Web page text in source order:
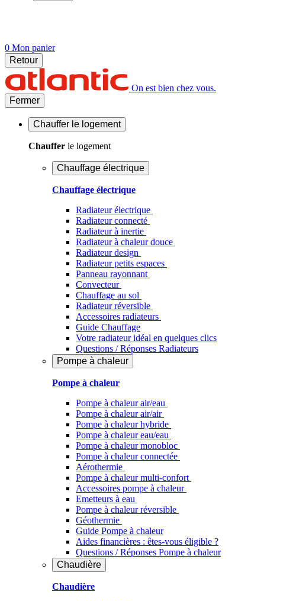
0 Mon panier
Retour
On est bien chez vous.
Fermer
Chauffer le logement
Chauffer le logement
Chauffage électrique
Chauffage électrique
Radiateur électrique
Radiateur connecté
Radiateur à inertie
Radiateur à chaleur douce
Radiateur design
Radiateur petits espaces
Panneau rayonnant
Convecteur
Chauffage au sol
Radiateur réversible
Accessoires radiateurs
Guide Chauffage
Votre radiateur idéal en quelques clics
Questions / Réponses Radiateurs
Pompe à chaleur
Pompe à chaleur
Pompe à chaleur air/eau
Pompe à chaleur air/air
Pompe à chaleur hybride
Pompe à chaleur​ eau/eau
Pompe à chaleur monobloc
Pompe à chaleur connectée
Aérothermie
Pompe à chaleur multi-confort
Accessoires pompe à chaleur
Emetteurs à eau
Pompe à chaleur réversible
Géothermie
Guide Pompe à chaleur
Aides financières : êtes-vous éligible ?
Questions / Réponses Pompe à chaleur
Chaudière
Chaudière